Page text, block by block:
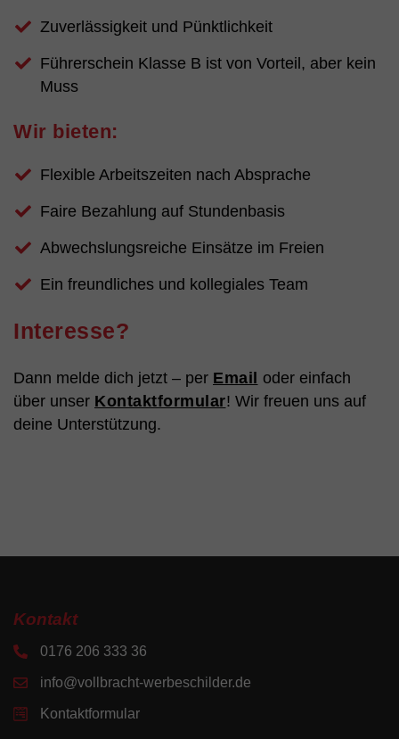
Zuverlässigkeit und Pünktlichkeit
Führerschein Klasse B ist von Vorteil, aber kein
Muss
Wir bieten:
Flexible Arbeitszeiten nach Absprache
Faire Bezahlung auf Stundenbasis
Abwechslungsreiche Einsätze im Freien
Ein freundliches und kollegiales Team
Interesse?
Dann melde dich jetzt – per Email oder einfach
über unser Kontaktformular! Wir freuen uns auf
deine Unterstützung.
Kontakt
0176 206 333 36
info@vollbracht-werbeschilder.de
Kontaktformular